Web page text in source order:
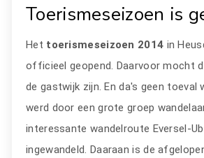
Toerismeseizoen is
Het toerismeseizoen 2014 in
officieel geopend. Daarvoor mocht
de gastwijk zijn. En da's geen toeval
werd door een grote groep
interessante wandelroute Eversel-
ingewandeld. Daaraan is de